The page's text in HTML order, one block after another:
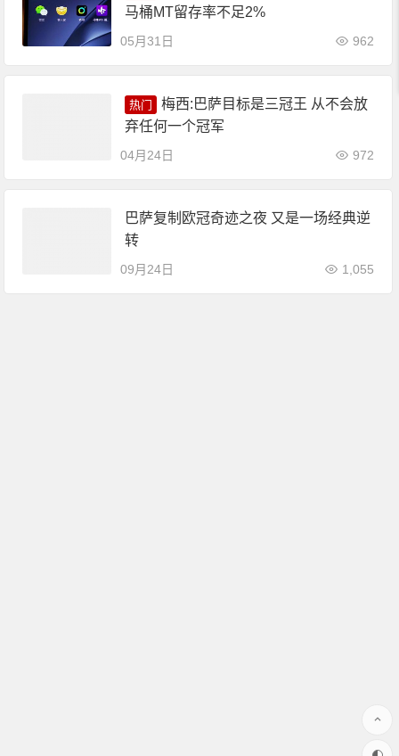
马桶MT留存率不足2%
05月31日 962
热门
梅西:巴萨目标是三冠王 从不会放
弃任何一个冠军
04月24日 972
巴萨复制欧冠奇迹之夜 又是一场经典逆
转
09月24日 1,055